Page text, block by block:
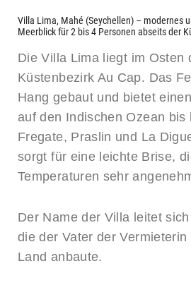
Villa Lima, Mahé (Seychellen) – modernes
Meerblick für 2 bis 4 Personen abseits der
Die Villa Lima liegt im Osten
Küstenbezirk Au Cap. Das
Hang gebaut und bietet
auf den Indischen Ozean bis
Fregate, Praslin und La
sorgt für eine leichte Brise,
Temperaturen sehr
Der Name der Villa leitet
die der Vater der
Land anbaute.